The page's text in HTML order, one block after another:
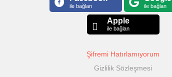
ile bağlan ile bağlan
Apple
ile bağlan
Şifremi Hatırlamıyorum
Gizlilik Sözleşmesi